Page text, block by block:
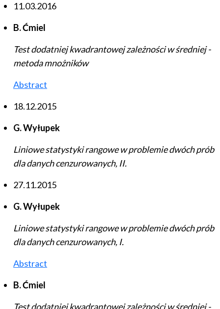
11.03.2016
B. Ćmiel
Test dodatniej kwadrantowej zależności w średniej -
metoda mnożników
Abstract
18.12.2015
G. Wyłupek
Liniowe statystyki rangowe w problemie dwóch prób
dla danych cenzurowanych, II.
27.11.2015
G. Wyłupek
Liniowe statystyki rangowe w problemie dwóch prób
dla danych cenzurowanych, I.
Abstract
B. Ćmiel
Test dodatniej kwadrantowej zależności w średniej -